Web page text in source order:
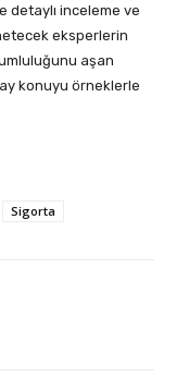
detaylı inceleme ve
eksperlerin
aşan
konuyu örneklerle
Sigorta